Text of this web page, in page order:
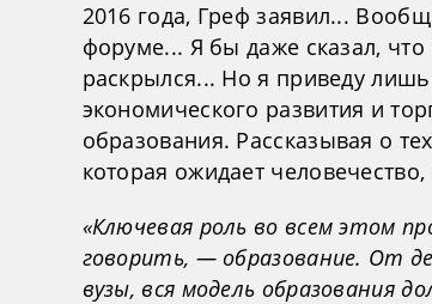
2016 года, Греф заявил...
форуме... Я бы даже сказал,
раскрылся... Но я приведу
экономического развития и
образования. Рассказывая о
которая ожидает
«Ключевая роль во всем этом
говорить, — образование. От
вузы, вся модель образования